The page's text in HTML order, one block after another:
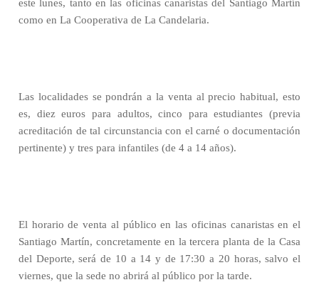
este lunes, tanto en las oficinas canaristas del Santiago Martín
como en La Cooperativa de La Candelaria.
Las localidades se pondrán a la venta al precio habitual, esto
es, diez euros para adultos, cinco para estudiantes (previa
acreditación de tal circunstancia con el carné o documentación
pertinente) y tres para infantiles (de 4 a 14 años).
El horario de venta al público en las oficinas canaristas en el
Santiago Martín, concretamente en la tercera planta de la Casa
del Deporte, será de 10 a 14 y de 17:30 a 20 horas, salvo el
viernes, que la sede no abrirá al público por la tarde.